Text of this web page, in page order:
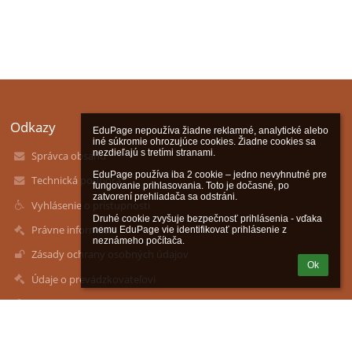
EduPage nepoužíva žiadne reklamné, analytické alebo
iné súkromie ohrozujúce cookies. Žiadne cookies sa
nezdieľajú s tretími stranami.
EduPage používa iba 2 cookie – jedno nevyhnutné pre
fungovanie prihlasovania. Toto je dočasné, po
zatvorení prehliadača sa odstráni.
Druhé cookie zvyšuje bezpečnosť prihlásenia - vďaka
nemu EduPage vie identifikovať prihlásenie z
neznámeho počítača.
Ok
Odkazy
Správca obsahu
Technická podpora
Vyhlásenie o prístupnosti
Právne informácie
Zásady ochrany osobných údajov
Údaje o prevádzkovateľovi
Mapa stránok